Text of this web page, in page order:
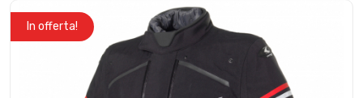
In offerta!